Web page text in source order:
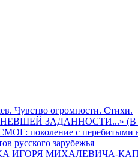
Чувство огромности. Стихи.
ЗАДАННОСТИ...» (В
поколение с перебитыми
русского зарубежья
ИГОРЯ МИХАЛЕВИЧА-